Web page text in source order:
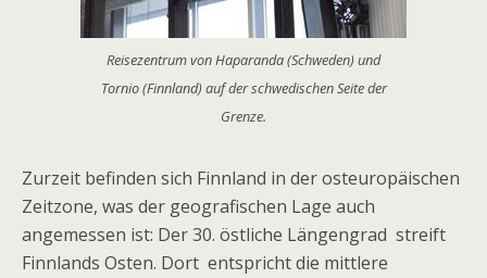
Reisezentrum von Haparanda (Schweden) und
Tornio (Finnland) auf der schwedischen Seite der
Grenze.
Zurzeit befinden sich Finnland in der osteuropäischen
Zeitzone, was der geografischen Lage auch
angemessen ist: Der 30. östliche Längengrad streift
Finnlands Osten. Dort entspricht die mittlere